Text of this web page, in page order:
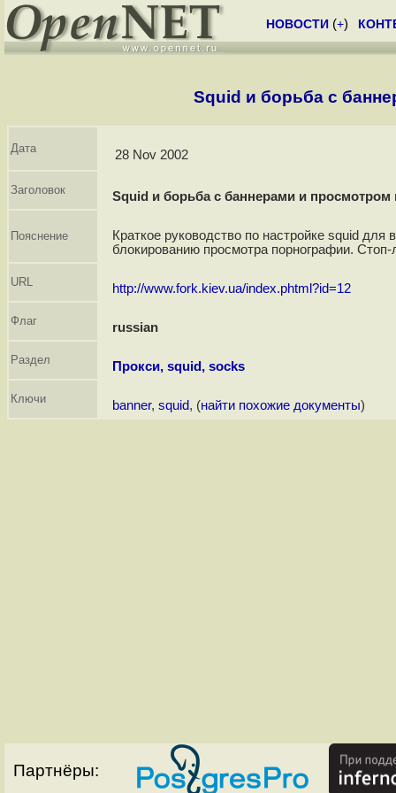
НОВОСТИ (+)
Squid и борьба с
Дата 28 Nov 2002
Заголовок Squid и борьба с баннерами и просмотром
Пояснение
Краткое руководство по настройке squid для
блокированию просмотра порнографии.
URL http://www.fork.kiev.ua/index.phtml?id=12
Флаг russian
Раздел Прокси, squid, socks
Ключи banner, squid, (найти похожие документы)
Партнёры: